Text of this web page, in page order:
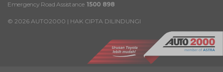
Emergency Road Assistance 1500 898
© 2026 AUTO2000 | HAK CIPTA DILINDUNGI